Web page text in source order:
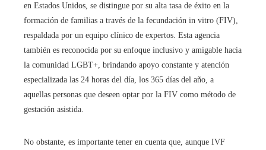
en Estados Unidos, se distingue por su alta tasa de éxito en la
formación de familias a través de la fecundación in vitro (FIV),
respaldada por un equipo clínico de expertos. Esta agencia
también es reconocida por su enfoque inclusivo y amigable hacia
la comunidad LGBT+, brindando apoyo constante y atención
especializada las 24 horas del día, los 365 días del año, a
aquellas personas que deseen optar por la FIV como método de
gestación asistida.
No obstante, es importante tener en cuenta que, aunque IVF